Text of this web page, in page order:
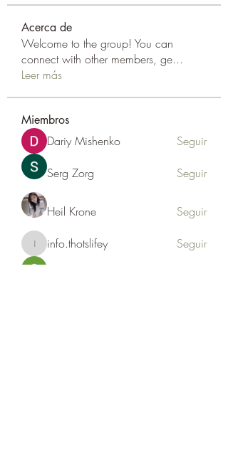
Acerca de
Welcome to the group! You can
connect with other members, ge...
Leer más
Miembros
Dariy Mishenko Seguir
Serg Zorg Seguir
Heil Krone Seguir
info.thotslifey
info.thotslifey Seguir